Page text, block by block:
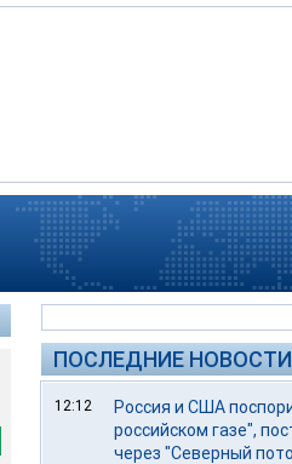
ПОСЛЕДНИЕ
12:12
Россия и США
российском газе",
через "Северный